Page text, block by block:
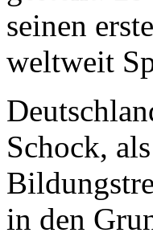
seinen
weltweit
Schock,
in den